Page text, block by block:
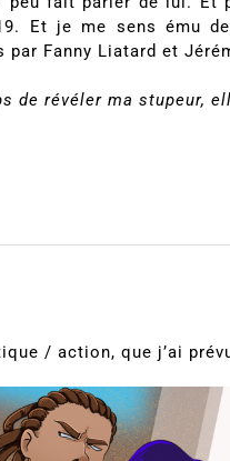
Et je me sens ému
Fanny Liatard et
de révéler ma stupeur,
/ action, que j’ai